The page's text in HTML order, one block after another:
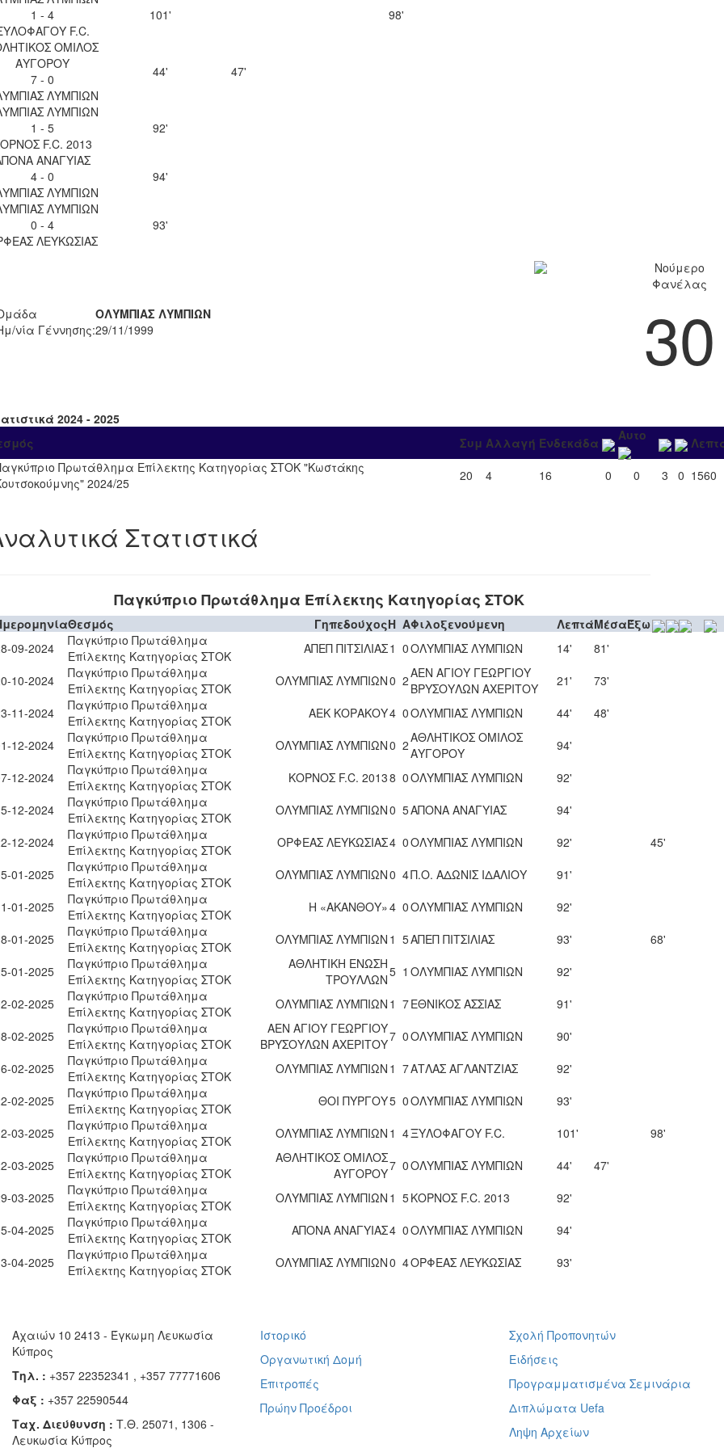
1 - 4
F.C.
101'
98'
ΟΜΙΛΟΣ
ΑΥΓΟΡΟΥ
7 - 0
ΛΥΜΠΙΩΝ
44' 47'
ΛΥΜΠΙΩΝ
1 - 5
F.C. 2013
92'
ΑΝΑΓΥΙΑΣ
4 - 0
ΛΥΜΠΙΩΝ
94'
ΛΥΜΠΙΩΝ
0 - 4
ΛΕΥΚΩΣΙΑΣ
93'
ΟΛΥΜΠΙΑΣ ΛΥΜΠΙΩΝ
νία Γέννησης:29/11/1999
Νούμερο
Φανέλας
30
2024 - 2025
Συμ Αλλαγή Ενδεκάδα Αυτο
Πρωτάθλημα Επίλεκτης Κατηγορίας ΣΤΟΚ "Κωστάκης
2024/25
20 4 16 0 0 3 0 1560
Στατιστικά
Παγκύπριο Πρωτάθλημα Επίλεκτης Κατηγορίας ΣΤΟΚ
Θεσμός ΓηπεδούχοςH AΦιλοξενούμενη ΛεπτάΜέσαΈξω
09-2024
Παγκύπριο Πρωτάθλημα
Επίλεκτης Κατηγορίας ΣΤΟΚ
ΑΠΕΠ ΠΙΤΣΙΛΙΑΣ1 0ΟΛΥΜΠΙΑΣ ΛΥΜΠΙΩΝ 14'
81'
10-2024
Παγκύπριο Πρωτάθλημα
Επίλεκτης Κατηγορίας ΣΤΟΚ
ΟΛΥΜΠΙΑΣ ΛΥΜΠΙΩΝ0 2ΑΕΝ ΑΓΙΟΥ ΓΕΩΡΓΙΟΥ
ΒΡΥΣΟΥΛΩΝ ΑΧΕΡΙΤΟΥ
21'
73'
11-2024
Παγκύπριο Πρωτάθλημα
Επίλεκτης Κατηγορίας ΣΤΟΚ
ΑΕΚ ΚΟΡΑΚΟΥ4 0ΟΛΥΜΠΙΑΣ ΛΥΜΠΙΩΝ 44'
48'
12-2024
Παγκύπριο Πρωτάθλημα
Επίλεκτης Κατηγορίας ΣΤΟΚ
ΟΛΥΜΠΙΑΣ ΛΥΜΠΙΩΝ0 2ΑΘΛΗΤΙΚΟΣ ΟΜΙΛΟΣ
ΑΥΓΟΡΟΥ
94'
12-2024
Παγκύπριο Πρωτάθλημα
Επίλεκτης Κατηγορίας ΣΤΟΚ
ΚΟΡΝΟΣ F.C. 20138 0ΟΛΥΜΠΙΑΣ ΛΥΜΠΙΩΝ
92'
12-2024
Παγκύπριο Πρωτάθλημα
Επίλεκτης Κατηγορίας ΣΤΟΚ
ΟΛΥΜΠΙΑΣ ΛΥΜΠΙΩΝ0 5ΑΠΟΝΑ ΑΝΑΓΥΙΑΣ
94'
12-2024
Παγκύπριο Πρωτάθλημα
Επίλεκτης Κατηγορίας ΣΤΟΚ
ΟΡΦΕΑΣ ΛΕΥΚΩΣΙΑΣ4 0ΟΛΥΜΠΙΑΣ ΛΥΜΠΙΩΝ 92'
45'
01-2025
Παγκύπριο Πρωτάθλημα
Επίλεκτης Κατηγορίας ΣΤΟΚ
ΟΛΥΜΠΙΑΣ ΛΥΜΠΙΩΝ0 4Π.Ο. ΑΔΩΝΙΣ ΙΔΑΛΙΟΥ
91'
01-2025
Παγκύπριο Πρωτάθλημα
Επίλεκτης Κατηγορίας ΣΤΟΚ
Η «ΑΚΑΝΘΟΥ»4 0ΟΛΥΜΠΙΑΣ ΛΥΜΠΙΩΝ
92'
01-2025
Παγκύπριο Πρωτάθλημα
Επίλεκτης Κατηγορίας ΣΤΟΚ
ΟΛΥΜΠΙΑΣ ΛΥΜΠΙΩΝ 1 5ΑΠΕΠ ΠΙΤΣΙΛΙΑΣ 93'
68'
01-2025
Παγκύπριο Πρωτάθλημα
Επίλεκτης Κατηγορίας ΣΤΟΚ
ΑΘΛΗΤΙΚΗ ΕΝΩΣΗ
ΤΡΟΥΛΛΩΝ5 1 ΟΛΥΜΠΙΑΣ ΛΥΜΠΙΩΝ
92'
02-2025
Παγκύπριο Πρωτάθλημα
Επίλεκτης Κατηγορίας ΣΤΟΚ
ΟΛΥΜΠΙΑΣ ΛΥΜΠΙΩΝ 1 7ΕΘΝΙΚΟΣ ΑΣΣΙΑΣ
91'
02-2025
Παγκύπριο Πρωτάθλημα
Επίλεκτης Κατηγορίας ΣΤΟΚ
ΑΕΝ ΑΓΙΟΥ ΓΕΩΡΓΙΟΥ
ΒΡΥΣΟΥΛΩΝ ΑΧΕΡΙΤΟΥ7 0ΟΛΥΜΠΙΑΣ ΛΥΜΠΙΩΝ
90'
02-2025
Παγκύπριο Πρωτάθλημα
Επίλεκτης Κατηγορίας ΣΤΟΚ
ΟΛΥΜΠΙΑΣ ΛΥΜΠΙΩΝ 1 7ΑΤΛΑΣ ΑΓΛΑΝΤΖΙΑΣ
92'
02-2025
Παγκύπριο Πρωτάθλημα
Επίλεκτης Κατηγορίας ΣΤΟΚ
ΘΟΙ ΠΥΡΓΟΥ5 0ΟΛΥΜΠΙΑΣ ΛΥΜΠΙΩΝ
93'
03-2025
Παγκύπριο Πρωτάθλημα
Επίλεκτης Κατηγορίας ΣΤΟΚ
ΟΛΥΜΠΙΑΣ ΛΥΜΠΙΩΝ 1 4ΞΥΛΟΦΑΓΟΥ F.C. 101'
98'
03-2025
Παγκύπριο Πρωτάθλημα
Επίλεκτης Κατηγορίας ΣΤΟΚ
ΑΘΛΗΤΙΚΟΣ ΟΜΙΛΟΣ
ΑΥΓΟΡΟΥ7 0ΟΛΥΜΠΙΑΣ ΛΥΜΠΙΩΝ 44'
47'
03-2025
Παγκύπριο Πρωτάθλημα
Επίλεκτης Κατηγορίας ΣΤΟΚ
ΟΛΥΜΠΙΑΣ ΛΥΜΠΙΩΝ 1 5ΚΟΡΝΟΣ F.C. 2013
92'
04-2025
Παγκύπριο Πρωτάθλημα
Επίλεκτης Κατηγορίας ΣΤΟΚ
ΑΠΟΝΑ ΑΝΑΓΥΙΑΣ4 0ΟΛΥΜΠΙΑΣ ΛΥΜΠΙΩΝ
94'
04-2025
Παγκύπριο Πρωτάθλημα
Επίλεκτης Κατηγορίας ΣΤΟΚ
ΟΛΥΜΠΙΑΣ ΛΥΜΠΙΩΝ0 4ΟΡΦΕΑΣ ΛΕΥΚΩΣΙΑΣ 93'
Αχαιών 10 2413 - Έγκωμη Λευκωσία
Κύπρος
Τηλ. : +357 22352341 , +357 77771606
Φαξ : +357 22590544
Ταχ. Διεύθυνση : Τ.Θ. 25071, 1306 -
Λευκωσία Κύπρος
Ιστορικό
Οργανωτική Δομή
Επιτροπές
Πρώην Προέδροι
Σχολή Προπονητών
Ειδήσεις
Προγραμματισμένα Σεμινάρια
Διπλώματα Uefa
Ληψη Αρχείων